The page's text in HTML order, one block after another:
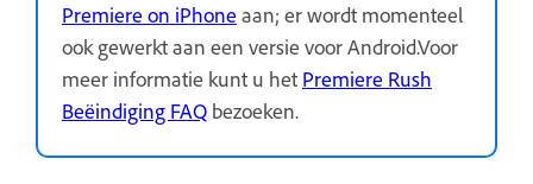
Premiere on iPhone aan; er wordt momenteel
ook gewerkt aan een versie voor Android.Voor
meer informatie kunt u het Premiere Rush
Beëindiging FAQ bezoeken.